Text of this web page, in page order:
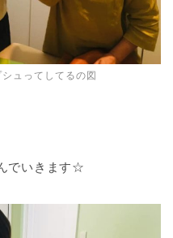
ュってしてるの図
でいきます☆